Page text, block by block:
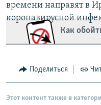
времени направят в
коронавирусной
Как
Поделиться
Этот контент также в